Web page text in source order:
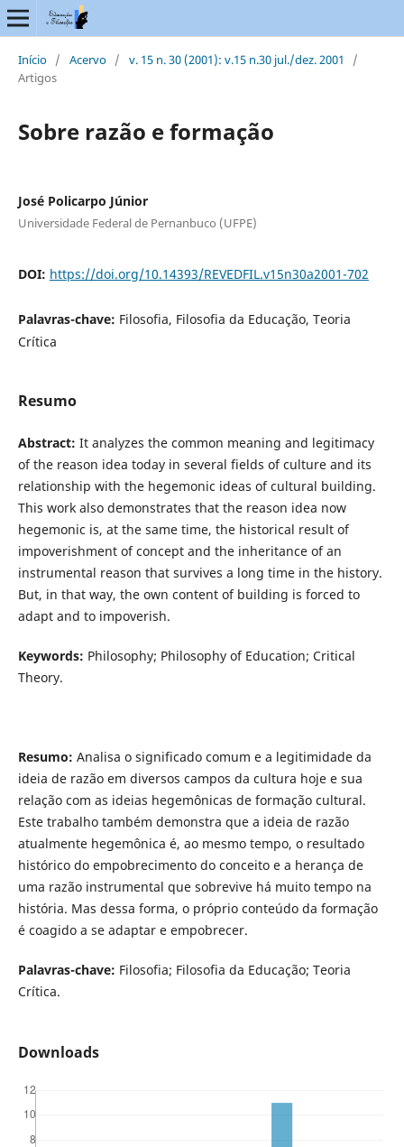
Início / Acervo / v. 15 n. 30 (2001): v.15 n.30 jul./dez. 2001
/
Artigos
Sobre razão e formação
José Policarpo Júnior
Universidade Federal de Pernanbuco (UFPE)
DOI: https://doi.org/10.14393/REVEDFIL.v15n30a2001-702
Palavras-chave: Filosofia, Filosofia da Educação, Teoria
Crítica
Resumo
Abstract: It analyzes the common meaning and legitimacy
of the reason idea today in several fields of culture and its
relationship with the hegemonic ideas of cultural building.
This work also demonstrates that the reason idea now
hegemonic is, at the same time, the historical result of
impoverishment of concept and the inheritance of an
instrumental reason that survives a long time in the history.
But, in that way, the own content of building is forced to
adapt and to impoverish.
Keywords: Philosophy; Philosophy of Education; Critical
Theory.
Resumo: Analisa o significado comum e a legitimidade da
ideia de razão em diversos campos da cultura hoje e sua
relação com as ideias hegemônicas de formação cultural.
Este trabalho também demonstra que a ideia de razão
atualmente hegemônica é, ao mesmo tempo, o resultado
histórico do empobrecimento do conceito e a herança de
uma razão instrumental que sobrevive há muito tempo na
história. Mas dessa forma, o próprio conteúdo da formação
é coagido a se adaptar e empobrecer.
Palavras-chave: Filosofia; Filosofia da Educação; Teoria
Crítica.
Downloads